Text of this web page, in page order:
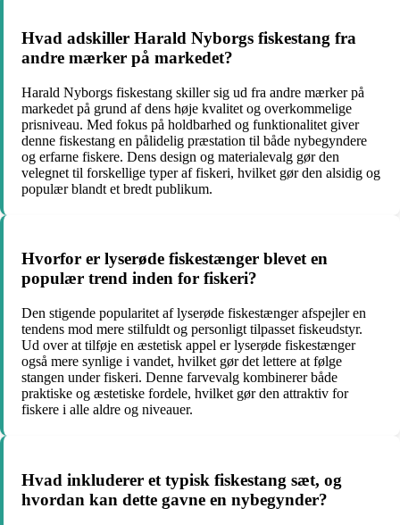
Hvad adskiller Harald Nyborgs fiskestang fra
andre mærker på markedet?
Harald Nyborgs fiskestang skiller sig ud fra andre mærker på
markedet på grund af dens høje kvalitet og overkommelige
prisniveau. Med fokus på holdbarhed og funktionalitet giver
denne fiskestang en pålidelig præstation til både nybegyndere
og erfarne fiskere. Dens design og materialevalg gør den
velegnet til forskellige typer af fiskeri, hvilket gør den alsidig og
populær blandt et bredt publikum.
Hvorfor er lyserøde fiskestænger blevet en
populær trend inden for fiskeri?
Den stigende popularitet af lyserøde fiskestænger afspejler en
tendens mod mere stilfuldt og personligt tilpasset fiskeudstyr.
Ud over at tilføje en æstetisk appel er lyserøde fiskestænger
også mere synlige i vandet, hvilket gør det lettere at følge
stangen under fiskeri. Denne farvevalg kombinerer både
praktiske og æstetiske fordele, hvilket gør den attraktiv for
fiskere i alle aldre og niveauer.
Hvad inkluderer et typisk fiskestang sæt, og
hvordan kan dette gavne en nybegynder?